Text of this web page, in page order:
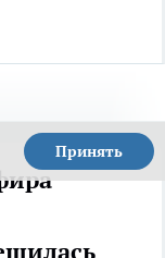
Принять